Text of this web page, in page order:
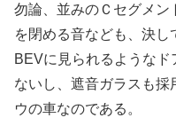
勿論、並みのＣセグメン
を閉める音なども、決し
BEVに見られるような
ないし、遮音ガラスも採
ウの車なのである。